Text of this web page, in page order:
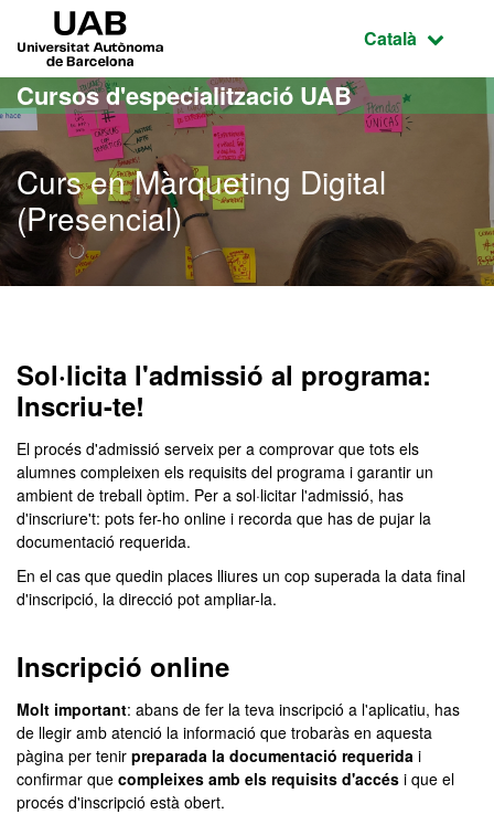
Ves al contingut principal
Ves a la navegació de la pàgina
Idioma
Català
Cursos d'especialització UAB
Curs en Màrqueting Digital
(Presencial)
Sol·licita l'admissió al programa:
Inscriu-te!
El procés d'admissió serveix per a comprovar que tots els
alumnes compleixen els requisits del programa i garantir un
ambient de treball òptim. Per a sol·licitar l'admissió, has
d'inscriure't: pots fer-ho online i recorda que has de pujar la
documentació requerida.
En el cas que quedin places lliures un cop superada la data final
d'inscripció, la direcció pot ampliar-la.
Inscripció online
Molt important: abans de fer la teva inscripció a l'aplicatiu, has
de llegir amb atenció la informació que trobaràs en aquesta
pàgina per tenir preparada la documentació requerida i
confirmar que compleixes amb els requisits d'accés i que el
procés d'inscripció està obert.